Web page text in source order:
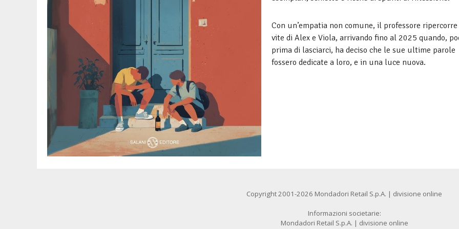
Con un’empatia non comune, il professore
vite di Alex e Viola, arrivando fino al 2025 quando,
prima di lasciarci, ha deciso che le sue ultime parole
fossero dedicate a loro, e in una luce nuova.
Copyright 2001-2026 Mondadori Retail S.p.A. | divisione online
Informazioni societarie:
Mondadori Retail S.p.A. | divisione online